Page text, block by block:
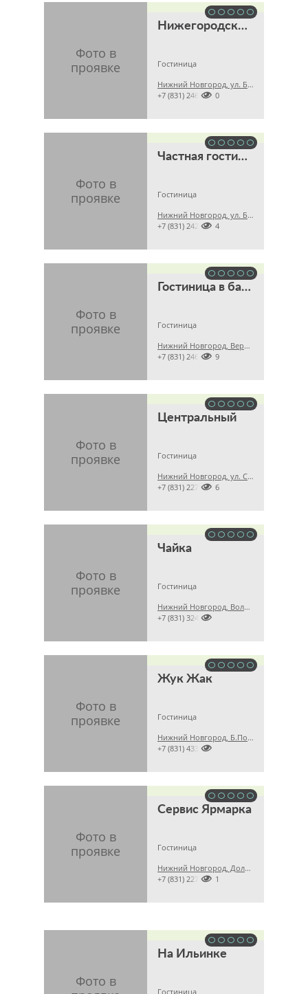
Нижегородский отель "Вертолётная площадка"
Гостиница
Нижний Новгород, ул. Бринского, 6

+7 (831) 24604510
Частная гостиница
Гостиница
Нижний Новгород, ул. Б. Панина, 19

+7 (831) 24214864
Гостиница в банно-оздоровительном комплексе "Саврасовские бани"
Гостиница
Нижний Новгород, Верхняя, 18а

+7 (831) 24681719
Центральный
Гостиница
Нижний Новгород, ул. Советская, 12

+7 (831) 22776906
Чайка
Гостиница
Нижний Новгород, Володарский р-н, пос. Желнино

+7 (831) 3242242
Жук Жак
Гостиница
Нижний Новгород, Б.Покровская, 57, м. Московская

+7 (831) 4330462
Сервис Ярмарка
Гостиница
Нижний Новгород, Должанская, 1а

+7 (831) 22776141
На Ильинке
Гостиница